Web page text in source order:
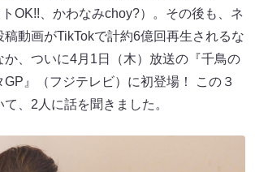
OK!!、かわなみchoy?）。その後も、ネ
稿動画がTikTokで計約6億回再生されるな
か、ついに4月1日（木）放送の『千鳥の
GP』（フジテレビ）に初登場！ この３
、2人に話を聞きました。